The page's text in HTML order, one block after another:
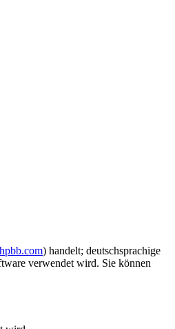
) handelt; deutschsprachige
verwendet wird. Sie können